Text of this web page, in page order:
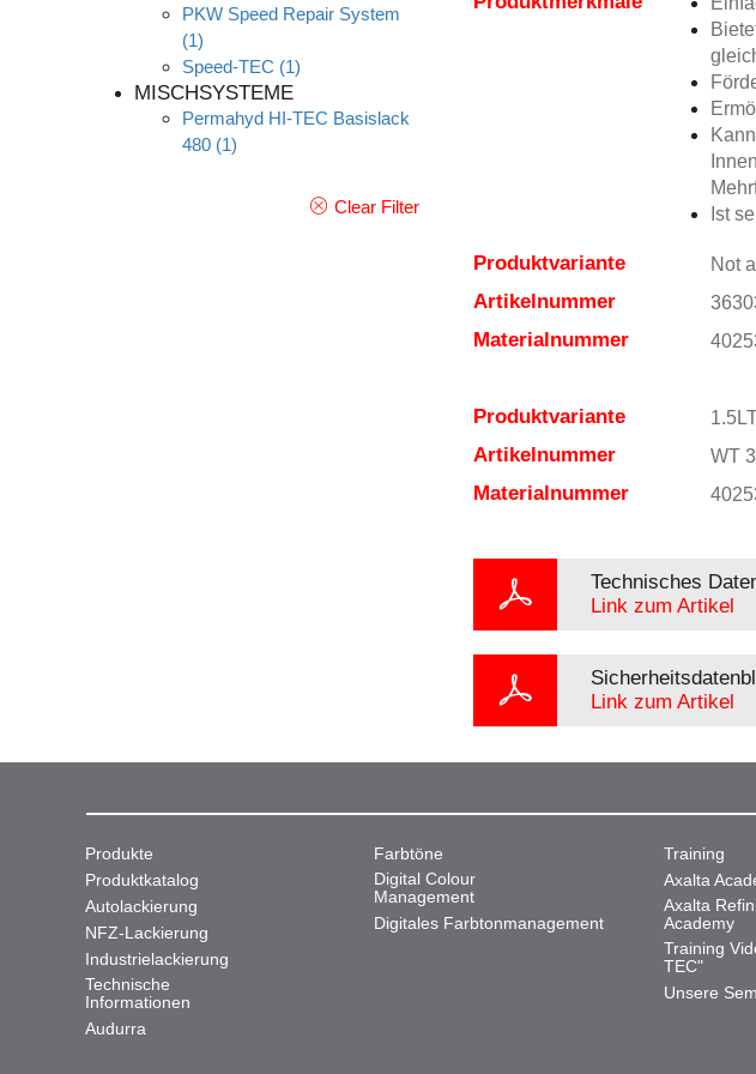
PKW Speed Repair System
(1)
Speed-TEC (1)
MISCHSYSTEME
Permahyd HI-TEC Basislack
480 (1)
Clear Filter
Ist
Produktvariante Not
Artikelnummer
Materialnummer
Produktvariante
Artikelnummer WT
Materialnummer
Technisches
Link zum Artikel
Link zum Artikel
Produkte
Produktkatalog
Autolackierung
NFZ-Lackierung
Industrielackierung
Technische
Informationen
Audurra
Farbtöne
Digital Colour
Management
Digitales Farbtonmanagement
Training
Axalta
Axalta
Academy
Training
TEC"
Unsere